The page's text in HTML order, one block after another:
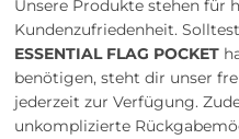
Unsere Produkte stehen für
Kundenzufriedenheit.
ESSENTIAL FLAG POCKET
benötigen, steht dir unser
jederzeit zur Verfügung.
unkomplizierte